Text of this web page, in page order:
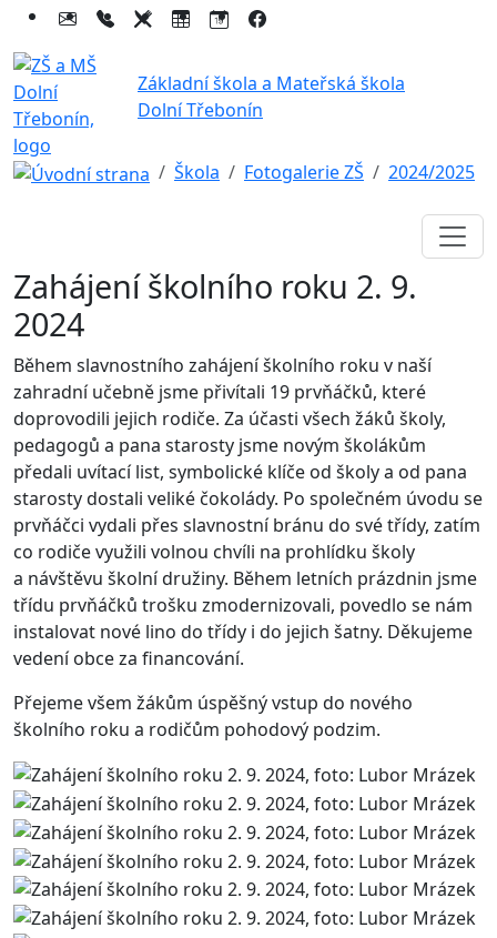
Základní škola a Mateřská škola
Dolní Třebonín
Škola Fotogalerie ZŠ 2024/2025
Zahájení školního roku 2. 9.
2024
Během slavnostního zahájení školního roku v naší
zahradní učebně jsme přivítali 19 prvňáčků, které
doprovodili jejich rodiče. Za účasti všech žáků školy,
pedagogů a pana starosty jsme novým školákům
předali uvítací list, symbolické klíče od školy a od pana
starosty dostali veliké čokolády. Po společném úvodu se
prvňáčci vydali přes slavnostní bránu do své třídy, zatím
co rodiče využili volnou chvíli na prohlídku školy
a návštěvu školní družiny. Během letních prázdnin jsme
třídu prvňáčků trošku zmodernizovali, povedlo se nám
instalovat nové lino do třídy i do jejich šatny. Děkujeme
vedení obce za financování.
Přejeme všem žákům úspěšný vstup do nového
školního roku a rodičům pohodový podzim.